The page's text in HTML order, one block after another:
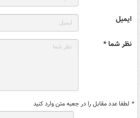
ایمیل
نظر شما *
* لطفا عدد مقابل را در جعبه متن وارد کنید